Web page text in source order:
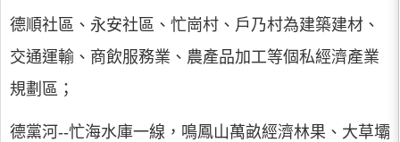
德順社區、永安社區、忙崗村、戶乃村為建築建材、
交通運輸、商飲服務業、農產品加工等個私經濟產業
規劃區；
德黨河--忙海水庫一線，鳴鳳山萬畝經濟林果、大草壩